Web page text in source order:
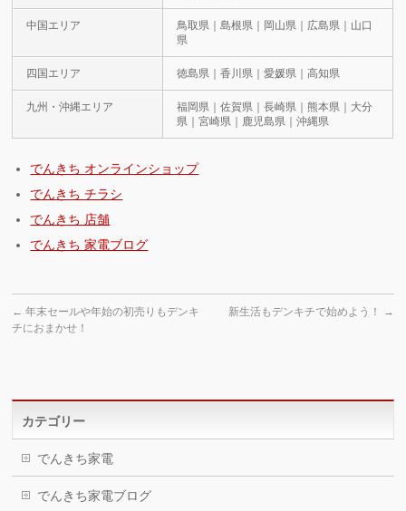
中国エリア
鳥取県｜島根県｜岡山県｜広島県｜山口
県
四国エリア 徳島県｜香川県｜愛媛県｜高知県
九州・沖縄エリア
福岡県｜佐賀県｜長崎県｜熊本県｜大分
県｜宮崎県｜鹿児島県｜沖縄県
でんきち オンラインショップ
でんきち チラシ
でんきち 店舗
でんきち 家電ブログ
← 年末セールや年始の初売りもデンキ
チにおまかせ！
新生活もデンキチで始めよう！ →
カテゴリー
でんきち家電
でんきち家電ブログ